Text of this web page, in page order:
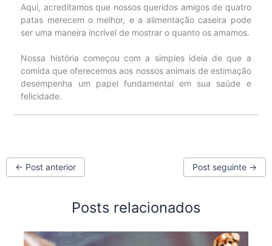
Aqui, acreditamos que nossos queridos amigos de quatro
patas merecem o melhor, e a alimentação caseira pode
ser uma maneira incrível de mostrar o quanto os amamos.
Nossa história começou com a simples ideia de que a
comida que oferecemos aos nossos animais de estimação
desempenha um papel fundamental em sua saúde e
felicidade.
← Post anterior Post seguinte →
Posts relacionados